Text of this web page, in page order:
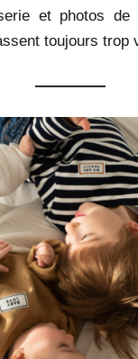
et photos
toujours trop